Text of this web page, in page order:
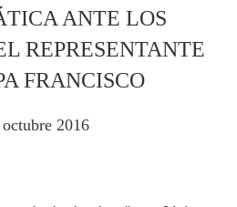
ANTE LOS
REPRESENTANTE
FRANCISCO
octubre 2016